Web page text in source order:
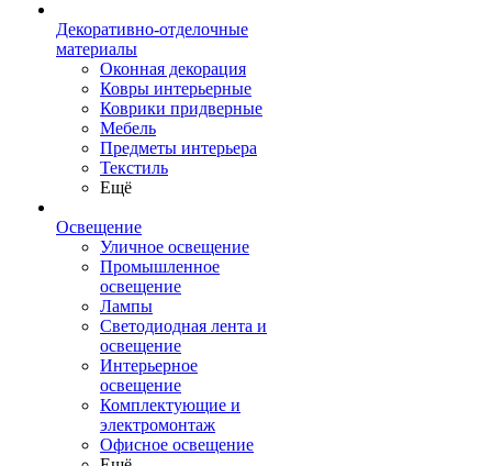
Декоративно-отделочные
материалы
Оконная декорация
Ковры интерьерные
Коврики придверные
Мебель
Предметы интерьера
Текстиль
Ещё
Освещение
Уличное освещение
Промышленное
освещение
Лампы
Светодиодная лента и
освещение
Интерьерное
освещение
Комплектующие и
электромонтаж
Офисное освещение